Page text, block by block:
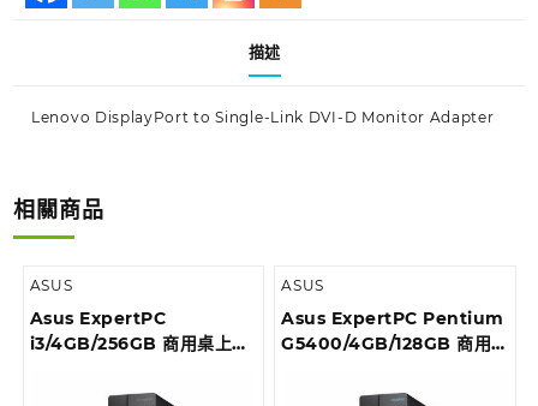
描述
Lenovo DisplayPort to Single-Link DVI-D Monitor Adapter
相關商品
ASUS
Asus ExpertPC
i3/4GB/256GB 商用桌上型
I39100013T
ASUS
Asus ExpertPC Pentium
G5400/4GB/128GB 商用
0G5400002T